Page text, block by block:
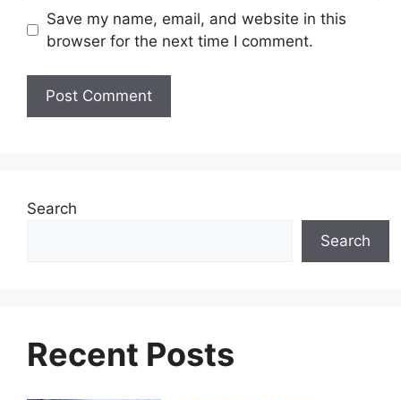
Save my name, email, and website in this
browser for the next time I comment.
Search
Search
Recent Posts